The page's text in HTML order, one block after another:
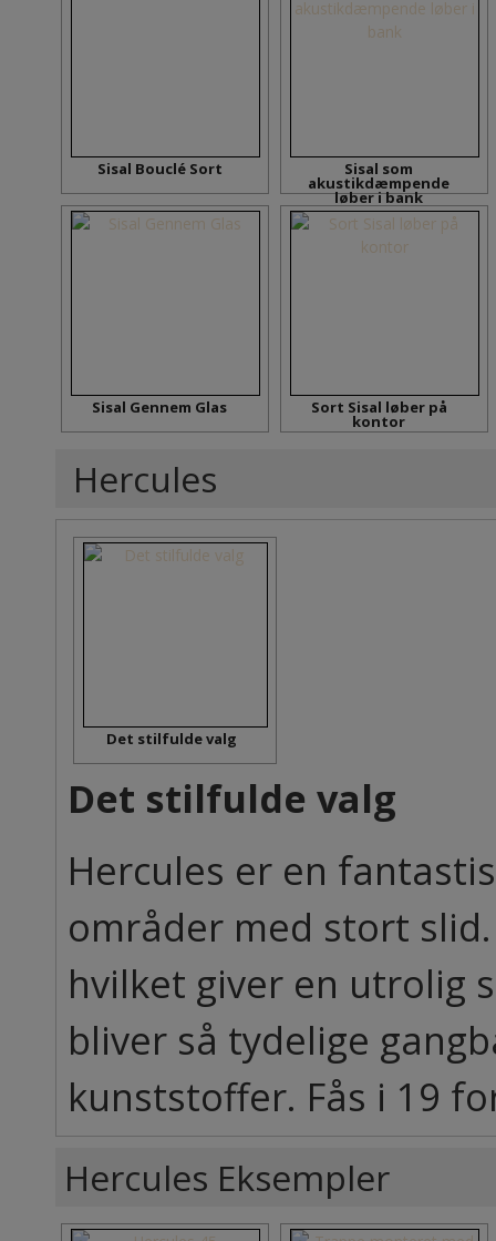
Sisal Bouclé Sort Sisal som
akustikdæmpende
løber i bank
Sisal Gennem Glas Sort Sisal løber på
kontor
Hercules
Det stilfulde valg
Det stilfulde valg
Hercules er en
områder med stort
hvilket giver en utrolig
bliver så tydelige
kunststoffer. Fås i 19
Hercules Eksempler